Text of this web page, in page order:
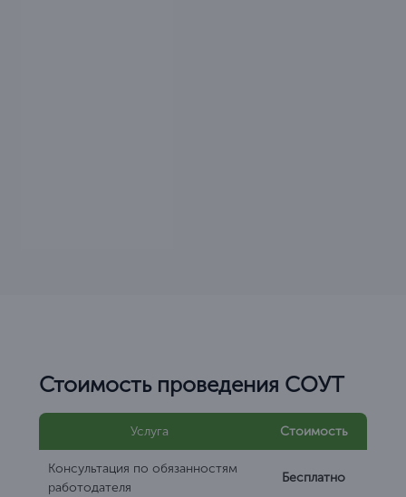
Стоимость проведения СОУТ
Услуга Стоимость
Консультация по обязанностям
работодателя
Бесплатно